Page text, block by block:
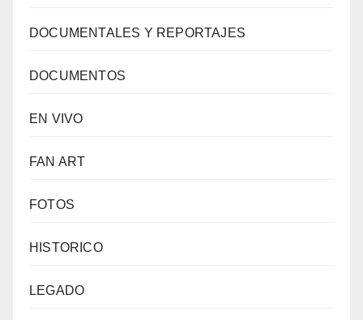
DOCUMENTALES Y REPORTAJES
DOCUMENTOS
EN VIVO
FAN ART
FOTOS
HISTORICO
LEGADO